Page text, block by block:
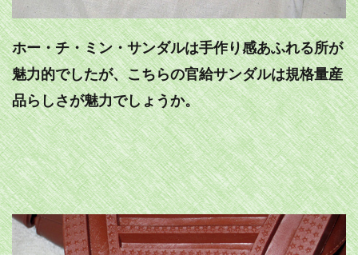
ホー・チ・ミン・サンダルは手作り感あふれる所が
魅力的でしたが、こちらの官給サンダルは規格量産
品らしさが魅力でしょうか。